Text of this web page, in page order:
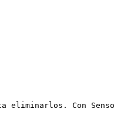
eliminarlos. Con